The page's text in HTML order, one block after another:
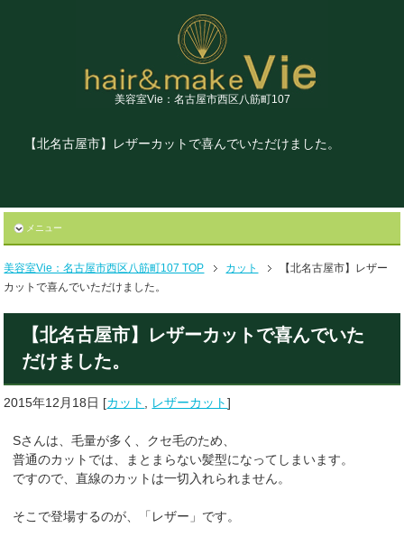
美容室Vie：名古屋市西区八筋町107
【北名古屋市】レザーカットで喜んでいただけました。
メニュー
美容室Vie：名古屋市西区八筋町107 TOP カット
【北名古屋市】レザー
カットで喜んでいただけました。
【北名古屋市】レザーカットで喜んでいた
だけました。
2015年12月18日 [カット , レザーカット]
Sさんは、毛量が多く、クセ毛のため、
普通のカットでは、まとまらない髪型になってしまいます。
ですので、直線のカットは一切入れられません。
そこで登場するのが、「レザー」です。